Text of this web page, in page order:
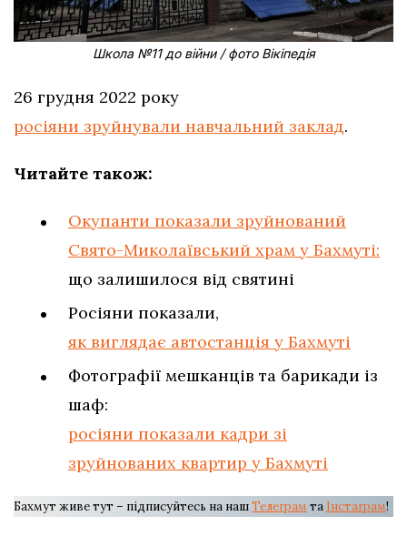
Школа №11 до війни / фото Вікіпедія
26 грудня 2022 року
росіяни зруйнували навчальний заклад.
Читайте також:
Окупанти показали зруйнований
Свято-Миколаївський храм у Бахмуті:
що залишилося від святині
Росіяни показали,
як виглядає автостанція у Бахмуті
Фотографії мешканців та барикади із
шаф:
росіяни показали кадри зі
зруйнованих квартир у Бахмуті
Бахмут живе тут – підписуйтесь на нашТелеграм та Інстаграм!